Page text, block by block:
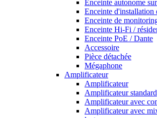
Enceinte autonome
Enceinte
Enceinte de
Enceinte Hi-Fi /
Enceinte PoE / Dante
Accessoire
Pièce détachée
Mégaphone
Amplificateur
Amplificateur
Amplificateur standard
Amplificateur avec
Amplificateur avec